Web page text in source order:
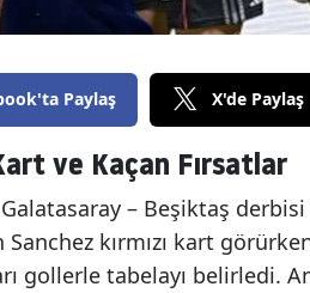
Paylaş X'de Paylaş
ve Kaçan Fırsatlar
– Beşiktaş derbisi
kırmızı kart
gollerle tabelayı belirledi.